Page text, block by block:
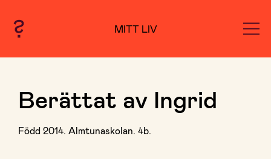
MITT LIV
Berättat av Ingrid
Född 2014. Almtunaskolan. 4b.